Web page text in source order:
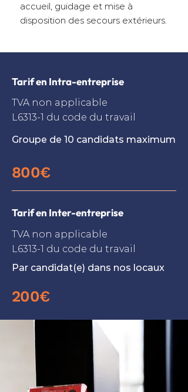
accueil, guidage et mise à
disposition des secours extérieurs.
Tarif en Intra-entreprise
TVA non applicable
L6313-1 du code du travail
Groupe de 10 candidats maximum
800€
Tarif en Inter-entreprise
TVA non applicable
L6313-1 du code du travail
Par candidat(e) dans nos locaux
200€